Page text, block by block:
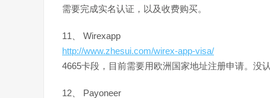
需要完成实名认证，以及收费购买。
11、 Wirexapp
http://www.zhesui.com/wirex-app-visa/
4665卡段，目前需要用欧洲国家地址注册申请。没
12、 Payoneer